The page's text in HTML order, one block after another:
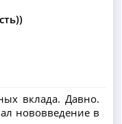
вклада. Давно.
нововведение в